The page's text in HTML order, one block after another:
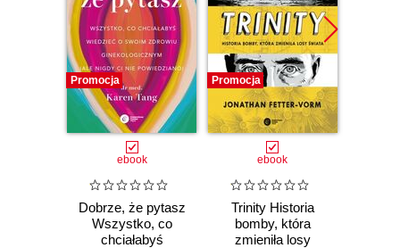
Promocja
ebook
Dobrze, że pytasz
Wszystko, co
chciałabyś
Promocja
ebook
Trinity Historia
bomby, która
zmieniła losy